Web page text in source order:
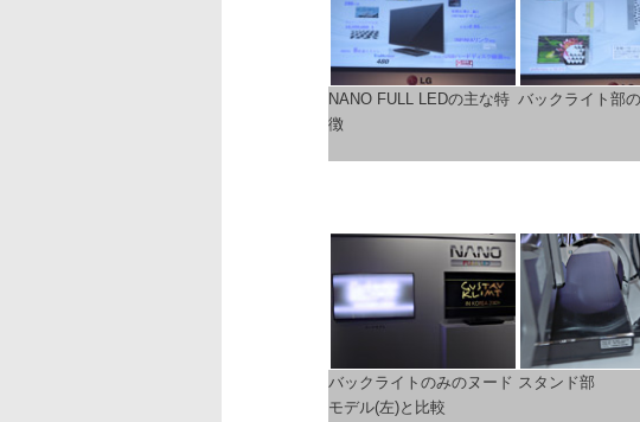
NANO FULL LEDの主な特
徴
バックライト部
バックライトのみのヌード
モデル(左)と比較
スタンド部